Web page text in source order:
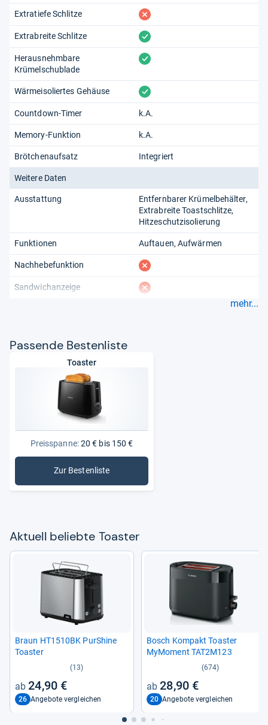
Extratiefe Schlitze fehlt
Extrabreite Schlitze vorhanden
Herausnehmbare
Krümelschublade
vorhanden
Wärmeisoliertes Gehäuse vorhanden
Countdown-Timer k.A.
Memory-Funktion k.A.
Brötchenaufsatz Integriert
Weitere Daten
Ausstattung
Entfernbarer Krümelbehälter
Extrabreite Toastschlitze
Hitzeschutzisolierung
Funktionen Auftauen Aufwärmen
Nachhebefunktion fehlt
Sandwichanzeige fehlt
mehr...
Pas­sende Bes­ten­liste
Toaster
Preisspanne:20 € bis 150 €
Zur Bestenliste
: Toaster
Aktu­ell beliebte Toas­ter
Braun HT1510BK PurS­hine
Toas­ter
(13)
24,90 €
26 Angebote vergleichen
Bosch Kom­pakt Toas­ter
MyMo­ment TAT2M123
(674)
28,90 €
20 Angebote vergleichen